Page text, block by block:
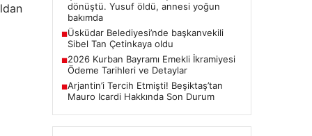
dönüştü. Yusuf öldü, annesi yoğun
bakımda
■Üsküdar Belediyesi’nde başkanvekili
Sibel Tan Çetinkaya oldu
■2026 Kurban Bayramı Emekli İkramiyesi
Ödeme Tarihleri ve Detaylar
■Arjantin’i Tercih Etmişti! Beşiktaş’tan
Mauro Icardi Hakkında Son Durum